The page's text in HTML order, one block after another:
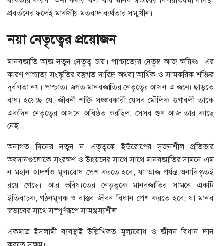
প্রবর্তনের ফলেই মার্কসীয় মতবাদ ব্যর্থতার সম্মুখীন।
নয়া নেতৃত্বের প্রয়োজন
মানবজাতি আজ নতুন নেতৃত্ব চায়। পাশ্চাত্যের নেতৃম্ব আজ ক্ষয়িষ্ণ। এর
কারণ,পাশ্চাত্য সংস্কৃতির বস্তুগত দারিদ্র অথবা আর্থিক ও সামকরিক শক্তির
দুর্বলতা নয়। পাশ্চাত্য জগত মানবজাতির নেতৃত্বের আসন এ জন্যে ছাড়তে
বাধ্য হয়েছে যে, জীবনী শক্তি সঞ্চারকারী যেসব মৌলিক গুণাবলী তাকে
একদিন নেতৃত্বের আসনে অধিষ্ঠত করছিল, সেসব গুণ আজ তার কাছে
নেই।
অনাগত দিনের নতুন ন এতৃত্বকে ইউরোপের সৃজনশীল প্রতিভার
অবদানগুলোকে সংরক্ষণ ও উন্নয়নের সাথে সাথে মানবজাতির সামনে এম
ন মহান আদর্শও মূল্যবোধ পেশ করতে হবে, যা আজ পর্যন্ত অনাবিস্কৃতই
রয়ে গেছে। আর ভবিষ্যতের নেতৃত্বকে মানবজাতির সামনে একটি
ইতিবাচক, গঠনমূলক ও বাস্তব জীবন বিধান পেশ করতে হবে, যা মানব
স্বভাবের সাথে সস্পূর্ণরূপে সামঞ্জস্যশীল।
একমাত্র ইসলামী ব্যবস্থাই উল্লিখিকত মূল্যবোধ ও জীবন বিধান দান